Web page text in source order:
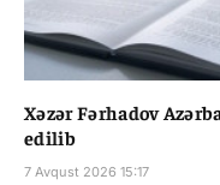
Xəzər Fərhadov
edilib
7 Avqust 2026 15:17